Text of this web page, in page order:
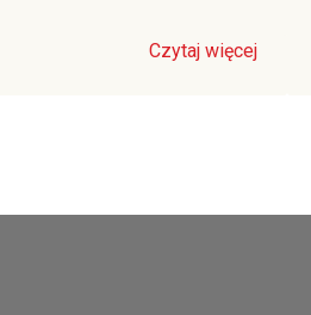
Czytaj więcej